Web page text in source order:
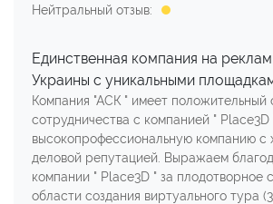
Нейтральный отзыв:
Единственная компания на
Украины с уникальными
Компания "АСК " имеет положительный
сотрудничества с компанией " Place3D
высокопрофессиональную компанию с
деловой репутацией. Выражаем
компании " Place3D " за плодотворное
области создания виртуального тура